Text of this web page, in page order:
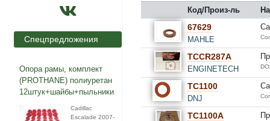
Спецпредложения
Опора рамы, комплект
(PROTHANE) полиуретан
12штук+шайбы+пыльники
Cadillac
Escalade 2007-
Код/Произ-ль
67629
MAHLE
TCCR287A
ENGINETECH
TC1100
DNJ
TC1100A